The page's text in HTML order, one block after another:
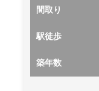
間取り
駅徒歩
築年数